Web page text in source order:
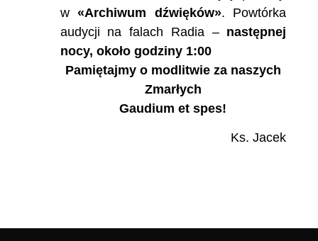
w«Archiwum dźwięków». Powtórka
audycji na falach Radia – następnej
nocy, około godziny 1:00
Pamiętajmy o modlitwie za naszych
Zmarłych
Gaudium et spes!
Ks. Jacek